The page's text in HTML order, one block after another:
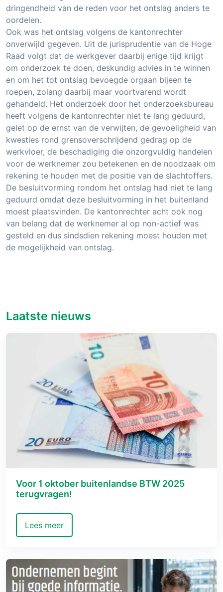
dringendheid van de reden voor het ontslag anders te
oordelen.
Ook was het ontslag volgens de kantonrechter
onverwijld gegeven. Uit de jurisprudentie van de Hoge
Raad volgt dat de werkgever daarbij enige tijd krijgt
om onderzoek te doen, deskundig advies in te winnen
en om het tot ontslag bevoegde orgaan bijeen te
roepen, zolang daarbij maar voortvarend wordt
gehandeld. Het onderzoek door het onderzoeksbureau
heeft volgens de kantonrechter niet te lang geduurd,
gelet op de ernst van de verwijten, de gevoeligheid van
kwesties rond grensoverschrijdend gedrag op de
werkvloer, de beschadiging die onzorgvuldig handelen
voor de werknemer zou betekenen en de noodzaak om
rekening te houden met de positie van de slachtoffers.
De besluitvorming rondom het ontslag had niet te lang
geduurd omdat deze besluitvorming in het buitenland
moest plaatsvinden. De kantonrechter acht ook nog
van belang dat de werknemer al op non-actief was
gesteld en dus sindsdien rekening moest houden met
de mogelijkheid van ontslag.
Laatste nieuws
Voor 1 oktober buitenlandse BTW 2025
terugvragen!
Lees meer